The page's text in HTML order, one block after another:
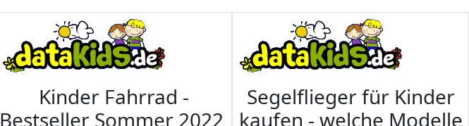
Kinder Fahrrad -
Bestseller Sommer 2022
Segelflieger für Kinder
kaufen - welche Modelle